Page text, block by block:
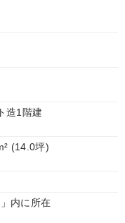
造1階建
(14.0坪)
」内に所在